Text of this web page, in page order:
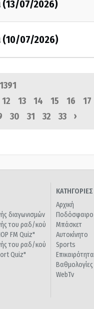
(13/07/2026)
(10/07/2026)
1391
12 13 14 15 16 17
30 31 32 33 ›
διαγωνισμών
του ραδ/κού
FM Quiz"
του ραδ/κού
Quiz"
ΚΑΤΗΓΟΡΙΕΣ
Αρχική
Ποδόσφαιρο
Μπάσκετ
Αυτοκίνητο
Sports
Επικαιρότητα
Βαθμολογίες
WebTv